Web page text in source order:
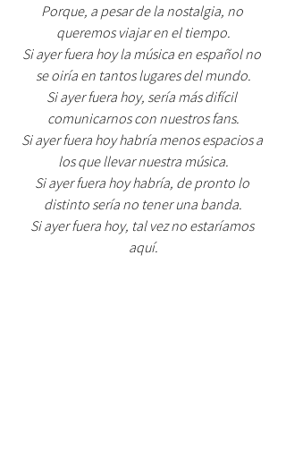
Porque, a pesar de la nostalgia, no
queremos viajar en el tiempo.
Si ayer fuera hoy la música en español no
se oiría en tantos lugares del mundo.
Si ayer fuera hoy, sería más difícil
comunicarnos con nuestros fans.
Si ayer fuera hoy habría menos espacios a
los que llevar nuestra música.
Si ayer fuera hoy habría, de pronto lo
distinto sería no tener una banda.
Si ayer fuera hoy, tal vez no estaríamos
aquí.